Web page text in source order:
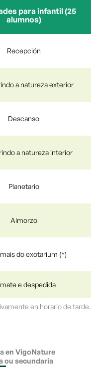
para infantil (25
alumnos)
Recepción
a natureza exterior
Descanso
a natureza interior
Planetario
Almorzo
do exotarium (*)
e despedida
en horario de tarde.
en VigoNature
ou secundaria